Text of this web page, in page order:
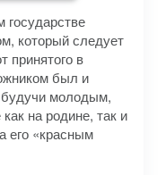
государстве
который следует
принятого в
был и
молодым,
на родине, так и
его «красным